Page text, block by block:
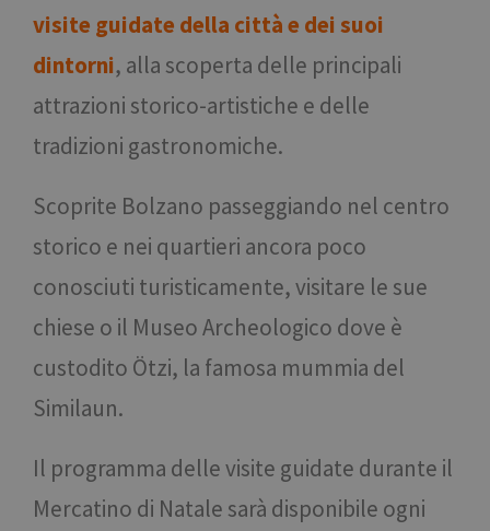
visite guidate della città e dei suoi
dintorni, alla scoperta delle principali
attrazioni storico-artistiche e delle
tradizioni gastronomiche.
Scoprite Bolzano passeggiando nel centro
storico e nei quartieri ancora poco
conosciuti turisticamente, visitare le sue
chiese o il Museo Archeologico dove è
custodito Ötzi, la famosa mummia del
Similaun.
Il programma delle visite guidate durante il
Mercatino di Natale sarà disponibile ogni